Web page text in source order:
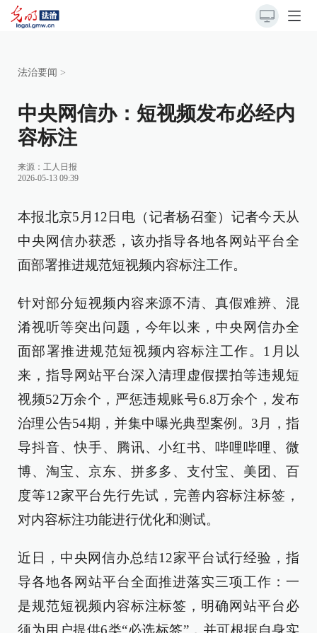
法治要闻 >
中央网信办：短视频发布必经内
容标注
来源： 工人日报
2026-05-13 09:39
本报北京5月12日电（记者杨召奎）记者今天从
中央网信办获悉，该办指导各地各网站平台全
面部署推进规范短视频内容标注工作。
针对部分短视频内容来源不清、真假难辨、混
淆视听等突出问题，今年以来，中央网信办全
面部署推进规范短视频内容标注工作。1月以
来，指导网站平台深入清理虚假摆拍等违规短
视频52万余个，严惩违规账号6.8万余个，发布
治理公告54期，并集中曝光典型案例。3月，指
导抖音、快手、腾讯、小红书、哔哩哔哩、微
博、淘宝、京东、拼多多、支付宝、美团、百
度等12家平台先行先试，完善内容标注标签，
对内容标注功能进行优化和测试。
近日，中央网信办总结12家平台试行经验，指
导各地各网站平台全面推进落实三项工作：一
是规范短视频内容标注标签，明确网站平台必
须为用户提供6类“必选标签”，并可根据自身实